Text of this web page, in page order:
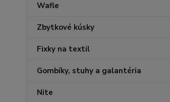
Wafle
Zbytkové kúsky
Fixky na textil
Gombíky, stuhy a galantéria
Nite